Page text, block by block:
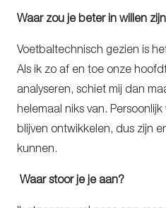
Waar zou je beter in willen
Voetbaltechnisch gezien is
Als ik zo af en toe onze
analyseren, schiet mij dan
helemaal niks van.
blijven ontwikkelen, dus zijn
kunnen.
Waar stoor je je aan?